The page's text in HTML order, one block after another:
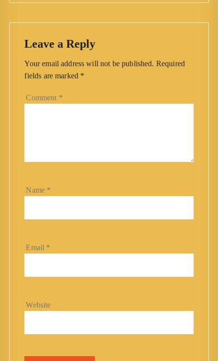
Leave a Reply
Your email address will not be published. Required
fields are marked *
Comment *
Name *
Email *
Website